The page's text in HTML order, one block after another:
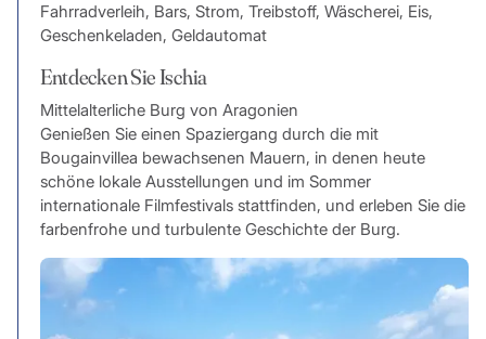
Fahrradverleih, Bars, Strom, Treibstoff, Wäscherei, Eis,
Geschenkeladen, Geldautomat
Entdecken Sie Ischia
Mittelalterliche Burg von Aragonien
Genießen Sie einen Spaziergang durch die mit
Bougainvillea bewachsenen Mauern, in denen heute
schöne lokale Ausstellungen und im Sommer
internationale Filmfestivals stattfinden, und erleben Sie die
farbenfrohe und turbulente Geschichte der Burg.